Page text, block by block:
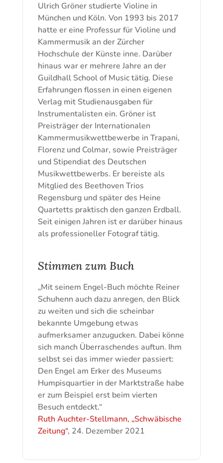
Ulrich Gröner studierte Violine in
München und Köln. Von 1993 bis 2017
hatte er eine Professur für Violine und
Kammermusik an der Zürcher
Hochschule der Künste inne. Darüber
hinaus war er mehrere Jahre an der
Guildhall School of Music tätig. Diese
Erfahrungen flossen in einen eigenen
Verlag mit Studienausgaben für
Instrumentalisten ein. Gröner ist
Preisträger der Internationalen
Kammermusikwettbewerbe in Trapani,
Florenz und Colmar, sowie Preisträger
und Stipendiat des Deutschen
Musikwettbewerbs. Er bereiste als
Mitglied des Beethoven Trios
Regensburg und später des Heine
Quartetts praktisch den ganzen Erdball.
Seit einigen Jahren ist er darüber hinaus
als professioneller Fotograf tätig.
Stimmen zum Buch
„Mit seinem Engel-Buch möchte Reiner
Schuhenn auch dazu anregen, den Blick
zu weiten und sich die scheinbar
bekannte Umgebung etwas
aufmerksamer anzugucken. Dabei könne
sich manch Überraschendes auftun. Ihm
selbst sei das immer wieder passiert:
Den Engel am Erker des Museums
Humpisquartier in der Marktstraße habe
er zum Beispiel erst beim vierten
Besuch entdeckt.“
Ruth Auchter-Stellmann, „Schwäbische
Zeitung“, 24. Dezember 2021